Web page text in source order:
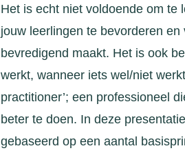
Het is echt niet voldoende om te
jouw leerlingen te bevorderen
bevredigend maakt. Het is ook
werkt, wanneer iets wel/niet
practitioner’; een professioneel
beter te doen. In deze
gebaseerd op een aantal